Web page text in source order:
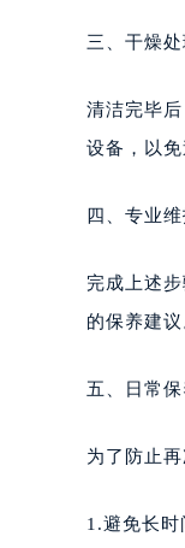
三、干燥处
清洁完毕
设备，以免
四、专业维
完成上述
的保养建议
五、日常保
为了防止
1.避免长时